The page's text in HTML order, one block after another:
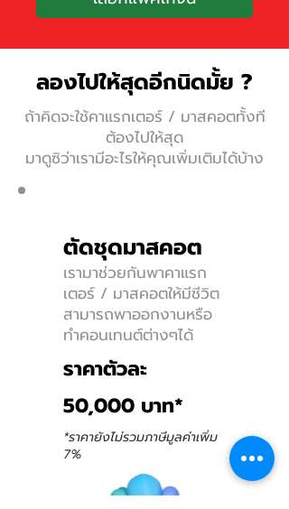
ลองไปให้สุดอีกนิดมั้ย ?
ถ้าคิดจะใช้คาแรกเตอร์ / มาสคอตทั้งที
ต้องไปให้สุด
มาดูซิว่าเรามีอะไรให้คุณเพิ่มเติมได้บ้าง
ตัดชุดมาสคอต
เรามาช่วยกันพาคาแรก
เตอร์ / มาสคอตให้มีชีวิต
สามารถพาออกงานหรือ
ทําคอนเทนต์ต่างๆได้
ราคาตัวละ
50,000 บาท*
*ราคายังไม่รวมภาษีมูลค่าเพิ่ม
7%